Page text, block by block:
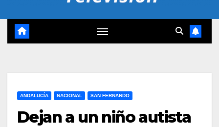
ANDALUCÍA NACIONAL SAN FERNANDO
Dejan a un niño autista